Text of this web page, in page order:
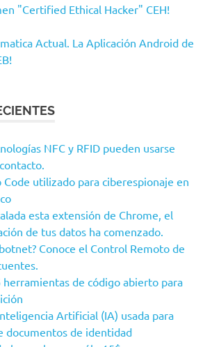
"Certified Ethical Hacker" CEH!
Actual. La Aplicación Android de
NFC y RFID pueden usarse
Code utilizado para ciberespionaje en
esta extensión de Chrome, el
de tus datos ha comenzado.
Conoce el Control Remoto de
herramientas de código abierto para
Artificial (IA) usada para
documentos de identidad